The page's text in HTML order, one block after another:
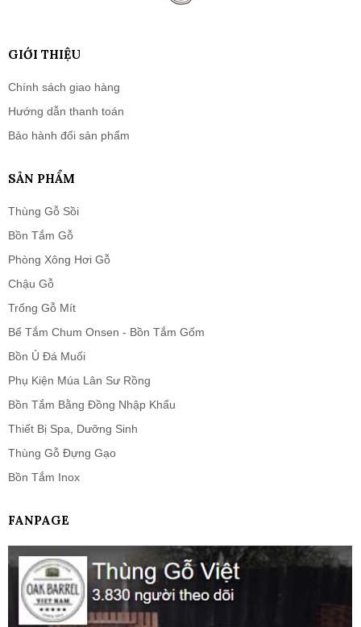
GIỚI THIỆU
Chính sách giao hàng
Hướng dẫn thanh toán
Bảo hành đổi sản phẩm
SẢN PHẨM
Thùng Gỗ Sồi
Bồn Tắm Gỗ
Phòng Xông Hơi Gỗ
Chậu Gỗ
Trống Gỗ Mít
Bể Tắm Chum Onsen - Bồn Tắm Gốm
Bồn Ủ Đá Muối
Phụ Kiện Múa Lân Sư Rồng
Bồn Tắm Bằng Đồng Nhập Khẩu
Thiết Bị Spa, Dưỡng Sinh
Thùng Gỗ Đựng Gạo
Bồn Tắm Inox
FANPAGE